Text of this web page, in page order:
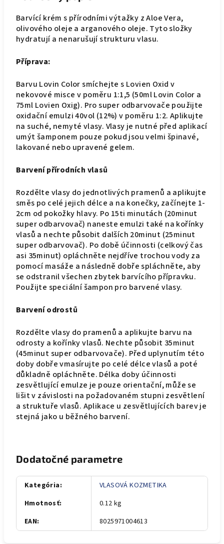
Barvící krém s přírodními výtažky z Aloe Vera,
olivového oleje a arganového oleje. Tyto složky
hydratují a nenarušují strukturu vlasu.
Příprava:
Barvu Lovin Color smíchejte s Lovien Oxid v
nekovové misce v poměru 1:1,5 (50ml Lovin Color a
75ml Lovien Oxig). Pro super odbarvovače použijte
oxidační emulzi 40vol (12%) v poměru 1:2. Aplikujte
na suché, nemyté vlasy. Vlasy je nutné před aplikací
umýt šamponem pouze pokud jsou velmi špinavé,
lakované nebo upravené gelem.
Barvení přírodních vlasů
Rozdělte vlasy do jednotlivých pramenů a aplikujte
směs po celé jejich délce a na konečky, začínejte 1-
2cm od pokožky hlavy. Po 15ti minutách (20minut
super odbarvovač) naneste emulzi také na kořínky
vlasů a nechte působit dalších 20minut (25minut
super odbarvovač). Po době účinnosti (celkový čas
asi 35minut) opláchněte nejdříve trochou vody za
pomocí masáže a následně dobře spláchněte, aby
se odstranil všechen zbytek barvícího přípravku.
Použijte speciální šampon pro barvené vlasy.
Barvení odrostů
Rozdělte vlasy do pramenů a aplikujte barvu na
odrosty a kořínky vlasů. Nechte působit 35minut
(45minut super odbarvovače). Před uplynutím této
doby dobře vmasírujte po celé délce vlasů a poté
důkladně opláchněte. Délka doby účinnosti
zesvětlující emulze je pouze orientační, může se
lišit v závislosti na požadovaném stupni zesvětlení
a struktuře vlasů. Aplikace u zesvětlujících barev je
stejná jako u běžného barvení.
Dodatočné parametre
Kategória:
VLASOVÁ KOZMETIKA
Hmotnosť:
0.12 kg
EAN: 8025971004613